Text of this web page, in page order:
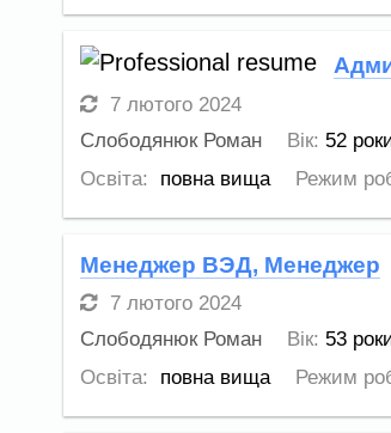
7 лютого 2024
Слободянюк Роман
Вік: 52
Освіта:
повна вища Режим
Менеджер ВЭД, Менеджер
7 лютого 2024
Слободянюк Роман
Вік: 53
Освіта:
повна вища Режим